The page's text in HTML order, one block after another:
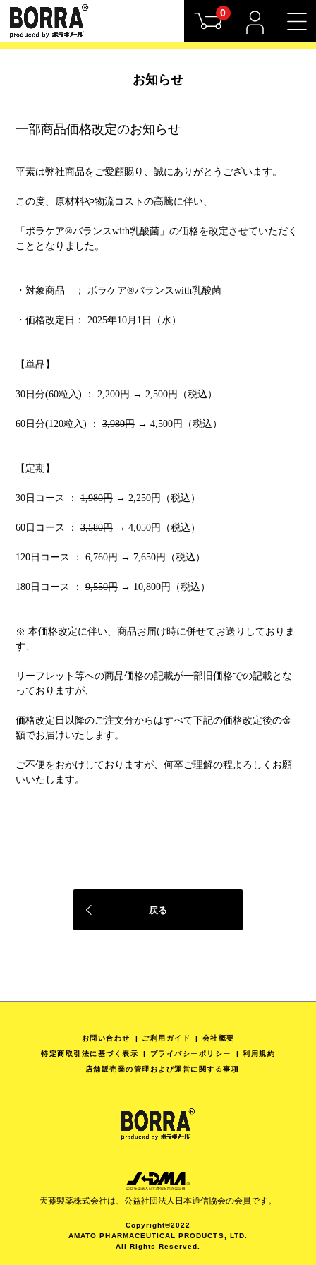
0
お知らせ
一部商品価格改定のお知らせ
平素は弊社商品をご愛顧賜り、誠にありがとうございます。
この度、原材料や物流コストの高騰に伴い、
「ボラケア®バランスwith乳酸菌」の価格を改定させていただく
こととなりました。
・対象商品 ； ボラケア®バランスwith乳酸菌
・価格改定日： 2025年10月1日（水）
【単品】
30日分(60粒入) ：2,200円→ 2,500円（税込）
60日分(120粒入) ：3,980円→ 4,500円（税込）
【定期】
30日コース ：1,980円→ 2,250円（税込）
60日コース ：3,580円→ 4,050円（税込）
120日コース ：6,760円→ 7,650円（税込）
180日コース ：9,550円→ 10,800円（税込）
※ 本価格改定に伴い、商品お届け時に併せてお送りしておりま
す、
リーフレット等への商品価格の記載が一部旧価格での記載とな
っておりますが、
価格改定日以降のご注文分からはすべて下記の価格改定後の金
額でお届けいたします。
ご不便をおかけしておりますが、何卒ご理解の程よろしくお願
いいたします。
戻る
お問い合わせ ご利用ガイド
会社概要
特定商取引法に基づく表示
プライバシーポリシー
利用規約
店舗販売業の管理および運営に関する事項
天藤製薬株式会社は、公益社団法人日本通信協会の会員です。
Copyright©2022
AMATO PHARMACEUTICAL PRODUCTS, LTD.
All Rights Reserved.